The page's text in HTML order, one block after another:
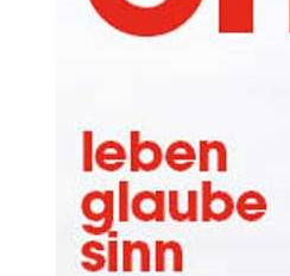
Musik zur Ehre Gottes
Bibelstunde